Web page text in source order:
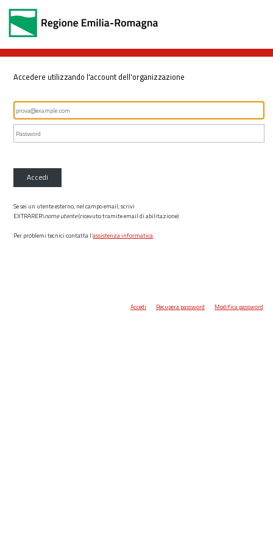
Accedere utilizzando l'account dell'organizzazione
Accedi
Se sei un utente esterno, nel campo email, scrivi
EXTRARER\nome utente(ricevuto tramite email di abilitazione)
Per problemi tecnici contatta l’assistenza informatica.
Accedi Recupera password Modifica password